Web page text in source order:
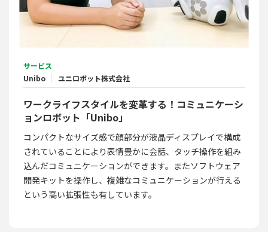
サービス
Unibo
ユニロボット株式会社
ワークライフスタイルを変革する！コミュニケーシ
ョンロボット「Unibo」
コンパクトなサイズ感で顔部分が液晶ディスプレイで構成
されていることにより表情豊かに会話、タッチ操作を組み
込んだコミュニケーションができます。またソフトウェア
開発キットを操作し、複雑なコミュニケーションが行える
という高い拡張性も有しています。